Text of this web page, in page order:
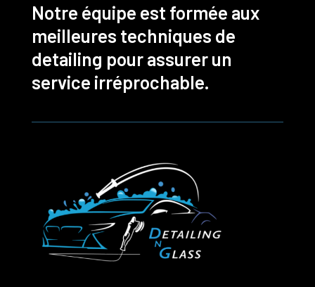
Notre équipe est formée aux
meilleures techniques de
detailing pour assurer un
service irréprochable.